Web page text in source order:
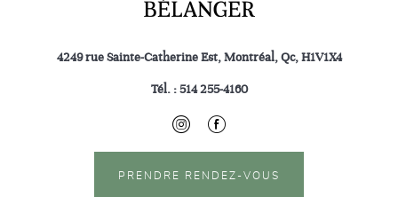
4249 rue Sainte-Catherine Est, Montréal, Qc, H1V1X4
Tél. : 514 255-4160
PRENDRE RENDEZ-VOUS